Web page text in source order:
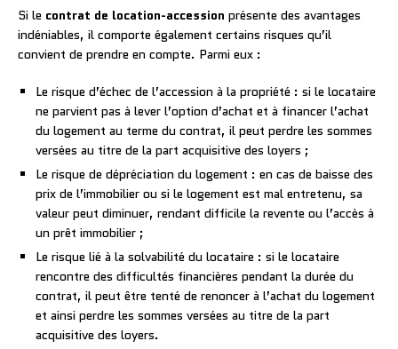
Si le contrat de location-accession présente des avantages
indéniables, il comporte également certains risques qu’il
convient de prendre en compte. Parmi eux :
Le risque d’échec de l’accession à la propriété : si le locataire
ne parvient pas à lever l’option d’achat et à financer l’achat
du logement au terme du contrat, il peut perdre les sommes
versées au titre de la part acquisitive des loyers ;
Le risque de dépréciation du logement : en cas de baisse des
prix de l’immobilier ou si le logement est mal entretenu, sa
valeur peut diminuer, rendant difficile la revente ou l’accès à
un prêt immobilier ;
Le risque lié à la solvabilité du locataire : si le locataire
rencontre des difficultés financières pendant la durée du
contrat, il peut être tenté de renoncer à l’achat du logement
et ainsi perdre les sommes versées au titre de la part
acquisitive des loyers.